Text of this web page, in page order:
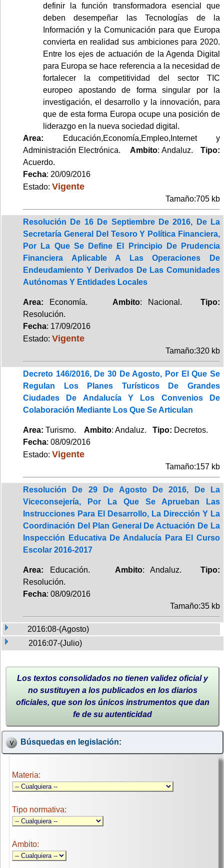
definir la función transformadora esencial que
deben desempeñar las Tecnologías de la
Información y la Comunicación para que Europa
convierta en realidad sus ambiciones para 2020.
Entre los ejes de actuación de la Agenda Digital
para Europa se hace referencia a la necesidad de
fortalecer la competitividad del sector TIC
europeo apostando de forma singular por la
investigación, el desarrollo y la innovación, para
que de esta forma Europa ocupe una posición de
liderazgo en la nueva sociedad digital.
Area: Educación,Economía,Empleo,Internet y
Administración Electrónica.Ambito: Andaluz.Tipo:
Acuerdo.
Fecha: 20/09/2016
Estado: Vigente
Tamaño:705 kb
Resolución De 16 De Septiembre De 2016, De La
Secretaría General Del Tesoro Y Política Financiera,
Por La Que Se Define El Principio De Prudencia
Financiera Aplicable A Las Operaciones De
Endeudamiento Y Derivados De Las Comunidades
Autónomas Y Entidades Locales
Area: Economía. Ambito: Nacional.Tipo:
Resolución.
Fecha: 17/09/2016
Estado: Vigente
Tamaño:320 kb
Decreto 146/2016, De 30 De Agosto, Por El Que Se
Regulan Los Planes Turísticos De Grandes
Ciudades De Andalucía Y Los Convenios De
Colaboración Mediante Los Que Se Articulan
Area: Turismo. Ambito: Andaluz. Tipo: Decretos.
Fecha: 08/09/2016
Estado: Vigente
Tamaño:157 kb
Resolución De 29 De Agosto De 2016, De La
Viceconsejería, Por La Que Se Aprueban Las
Instrucciones Para El Desarrollo, La Dirección Y La
Coordinación Del Plan General De Actuación De La
Inspección Educativa De Andalucía Para El Curso
Escolar 2016-2017
Area: Educación. Ambito: Andaluz.Tipo:
Resolución.
Fecha: 08/09/2016
Tamaño:35 kb
2016:08-(Agosto)
2016:07-(Julio)
Los textos consolidados no tienen validez oficial y
no sustituyen a los publicados en los diarios
oficiales, que son los únicos instrumentos que dan
fe de su autenticidad
Búsquedas en legislación:
Materia:
Tipo normativa:
Ambito: